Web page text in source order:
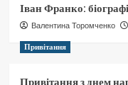
Іван Франко:
Валентина Торомченко
Привітання
Привітання з днем